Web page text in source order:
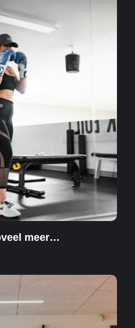
meer…